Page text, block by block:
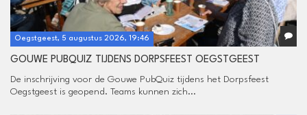
Oegstgeest, 5 augustus 2026, 19:46
GOUWE PUBQUIZ TIJDENS DORPSFEEST OEGSTGEEST
De inschrijving voor de Gouwe PubQuiz tijdens het Dorpsfeest
Oegstgeest is geopend. Teams kunnen zich...